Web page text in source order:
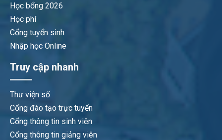
Học bổng 2026
Học phí
Cổng tuyển sinh
Nhập học Online
Truy cập nhanh
Thư viện số
Cổng đào tạo trực tuyến
Cổng thông tin sinh viên
Cổng thông tin giảng viên